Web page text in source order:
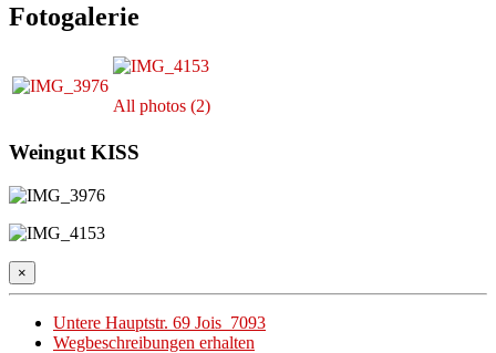
Fotogalerie
All photos (2)
Weingut KISS
×
Untere Hauptstr. 69 Jois 7093
Wegbeschreibungen erhalten